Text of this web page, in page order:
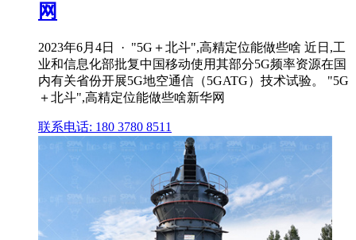
网
2023年6月4日 · "5G＋北斗",高精定位能做些啥 近日,工
业和信息化部批复中国移动使用其部分5G频率资源在国
内有关省份开展5G地空通信（5GATG）技术试验。 "5G
＋北斗",高精定位能做些啥新华网
联系电话: 180 3780 8511